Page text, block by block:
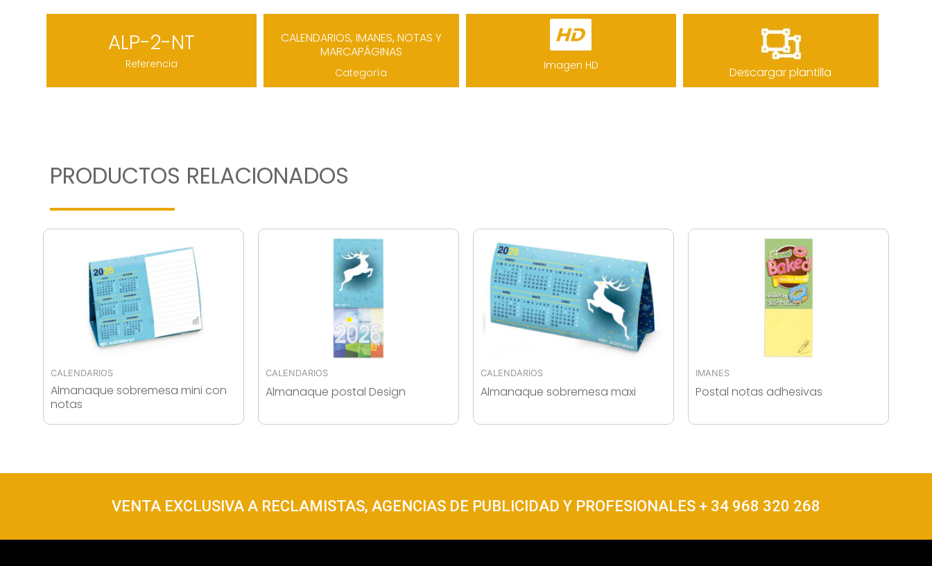
ALP-2-NT
Referencia
CALENDARIOS,IMANES,NOTAS Y
MARCAPÁGINAS
Categoría
Imagen HD Descargar plantilla
PRODUCTOS RELACIONADOS
CALENDARIOS
Almanaque sobremesa mini con
notas
CALENDARIOS
Almanaque postal Design
CALENDARIOS
Almanaque sobremesa maxi
IMANES
Postal notas adhesivas
VENTA EXCLUSIVA A RECLAMISTAS, AGENCIAS DE PUBLICIDAD Y PROFESIONALES + 34 968 320 268